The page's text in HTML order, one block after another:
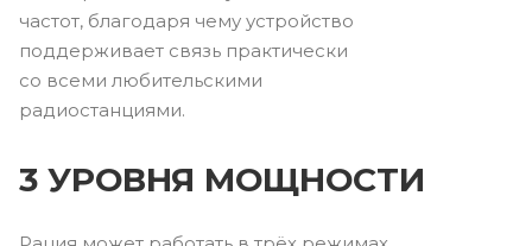
частот, благодаря чему устройство
поддерживает связь практически
со всеми любительскими
радиостанциями.
3 УРОВНЯ МОЩНОСТИ